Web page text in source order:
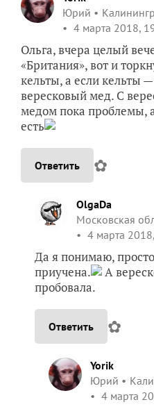
Юрий
4 марта 2018,
Ольга, вчера целый
«Британия», вот и
кельты, а если кельты
вересковый мед. С
медом пока проблемы,
есть
Ответить ✿
OlgaDa
Московская
4 марта
Да я понимаю,
приучена.
А
пробовала.
Ответить ✿
Yorik
Юрий
4 марта